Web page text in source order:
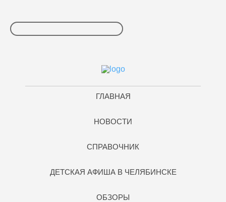
ГЛАВНАЯ
НОВОСТИ
СПРАВОЧНИК
ДЕТСКАЯ АФИША В ЧЕЛЯБИНСКЕ
ОБЗОРЫ